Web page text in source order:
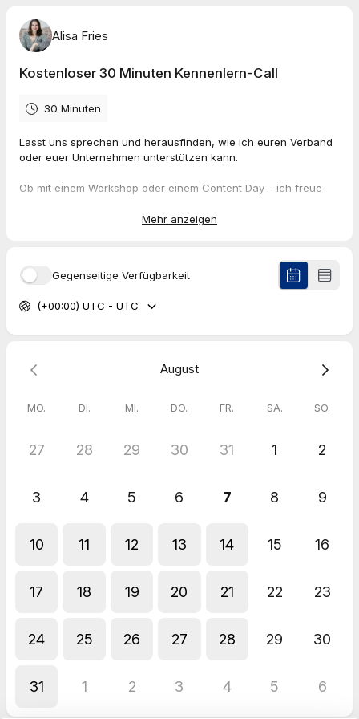
Alisa Fries
Kostenloser 30 Minuten Kennenlern-Call
30 Minuten
Lasst uns sprechen und herausfinden, wie ich euren Verband
oder euer Unternehmen unterstützen kann.
Ob mit einem Workshop oder einem Content Day – ich freue
Wollt ihr in Zukunft inhouse produzieren oder mit
Freelancern bzw. einer Agentur zusammenarbeiten?
Welchen Anlass gibt es, um die Video-Produktion zu
Ich freue mich schon sehr, im Erstgespräch alles über euch
Alisa
Mehr anzeigen
Gegenseitige Verfügbarkeit
(+00:00) UTC - UTC
August
MO. DI. MI. DO. FR. SA. SO.
27 28 29 30 31 1 2
3 4 5 6 7 8 9
10 11 12 13 14 15 16
17 18 19 20 21 22 23
24 25 26 27 28 29 30
31 1 2 3 4 5 6